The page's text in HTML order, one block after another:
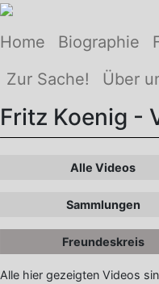
Home Biographie
Zur Sache!
Über
Fritz Koenig -
Alle Videos
Sammlungen
Freundeskreis
Alle hier gezeigten Videos